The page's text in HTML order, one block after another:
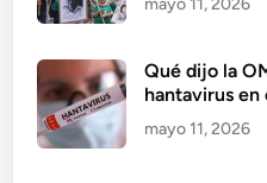
mayo 11, 2026
Qué dijo la
hantavirus
mayo 11, 2026